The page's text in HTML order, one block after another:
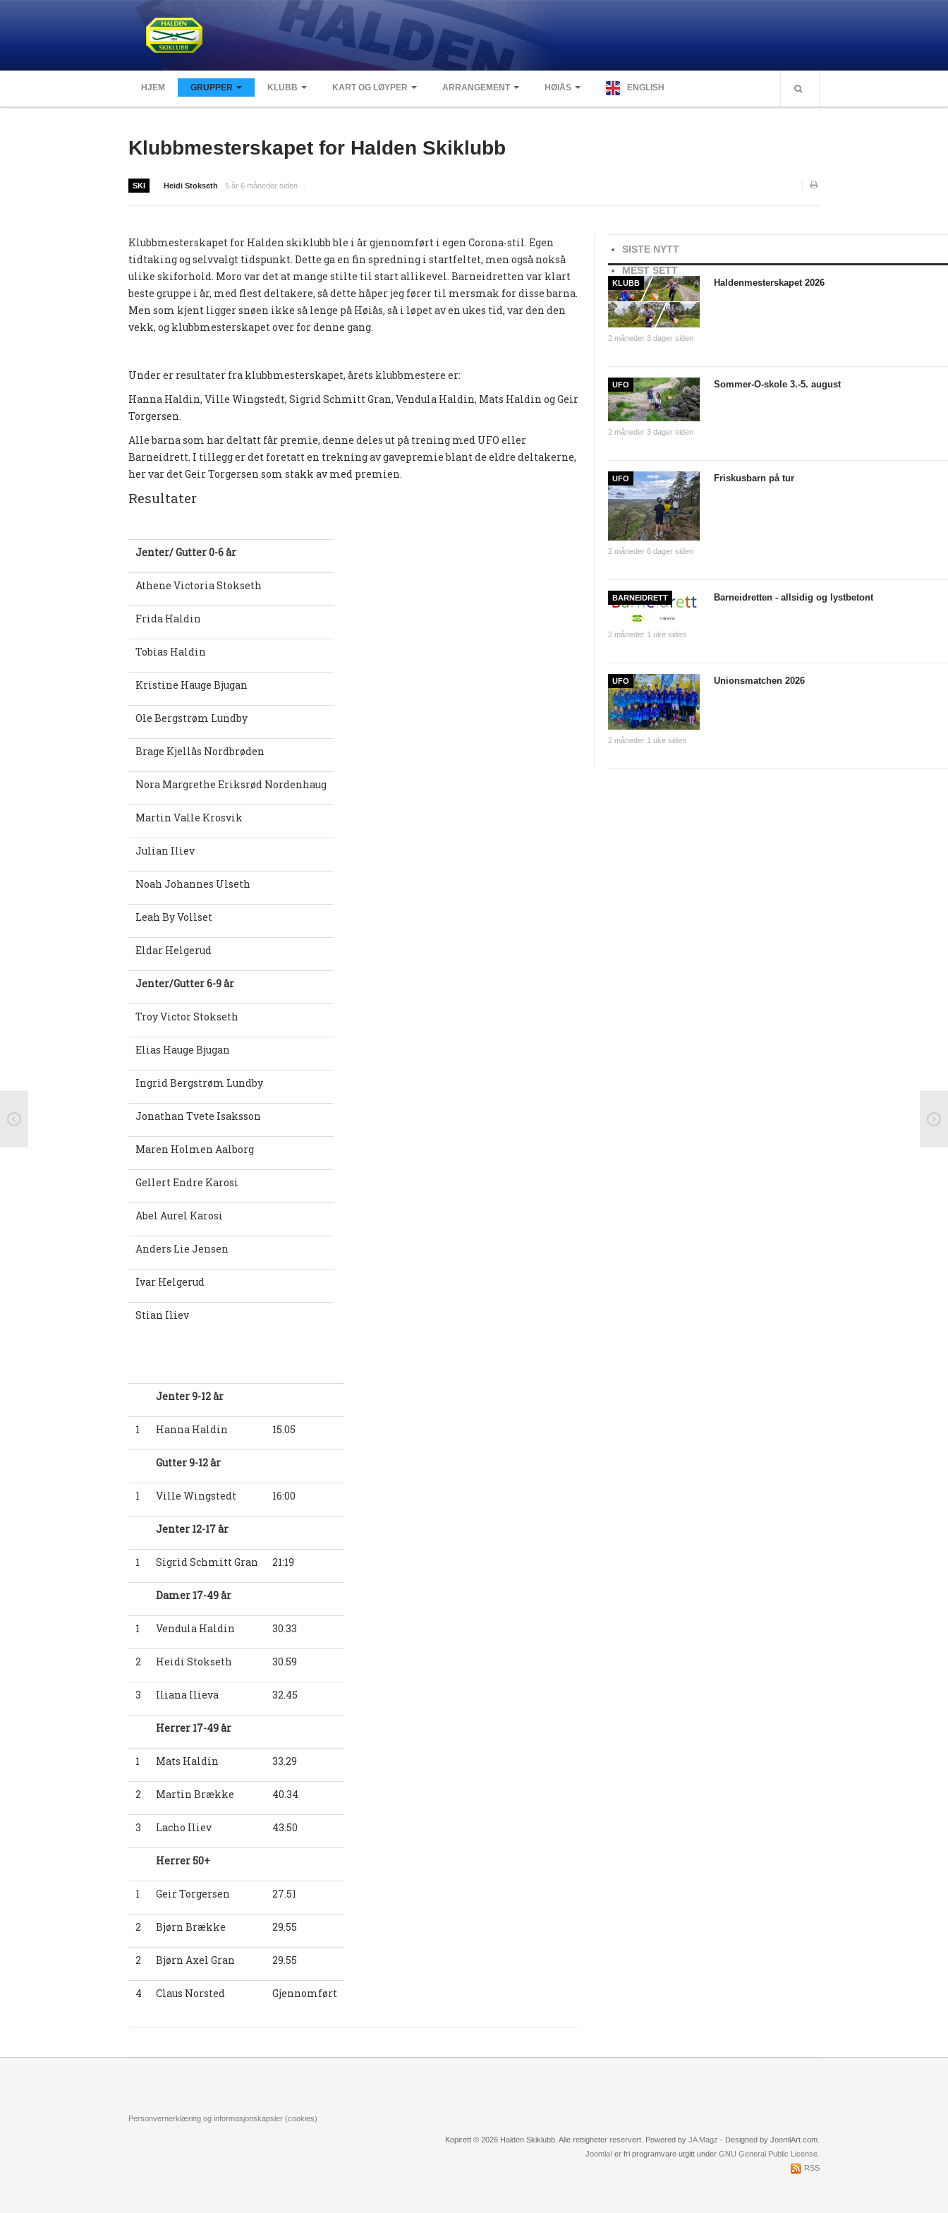
HJEM GRUPPER KLUBB KART OG LØYPER ARRANGEMENT HØIÅS ENGLISH
Klubbmesterskapet for Halden Skiklubb
SKI Heidi Stokseth 5 år 6 måneder siden
Klubbmesterskapet for Halden skiklubb ble i år gjennomført i egen Corona-stil. Egen
tidtaking og selvvalgt tidspunkt. Dette ga en fin spredning i startfeltet, men også nokså
ulike skiforhold. Moro var det at mange stilte til start allikevel. Barneidretten var klart
beste gruppe i år, med flest deltakere, så dette håper jeg fører til mersmak for disse barna.
Men som kjent ligger snøen ikke så lenge på Høiås, så i løpet av en ukes tid, var den den
vekk, og klubbmesterskapet over for denne gang.
Under er resultater fra klubbmesterskapet, årets klubbmestere er:
Hanna Haldin, Ville Wingstedt, Sigrid Schmitt Gran, Vendula Haldin, Mats Haldin og Geir
Torgersen.
Alle barna som har deltatt får premie, denne deles ut på trening med UFO eller
Barneidrett. I tillegg er det foretatt en trekning av gavepremie blant de eldre deltakerne,
her var det Geir Torgersen som stakk av med premien.
Resultater
Jenter/ Gutter 0-6 år
Athene Victoria Stokseth
Frida Haldin
Tobias Haldin
Kristine Hauge Bjugan
Ole Bergstrøm Lundby
Brage Kjellås Nordbrøden
Nora Margrethe Eriksrød Nordenhaug
Martin Valle Krosvik
Julian Iliev
Noah Johannes Ulseth
Leah By Vollset
Eldar Helgerud
Jenter/Gutter 6-9 år
Troy Victor Stokseth
Elias Hauge Bjugan
Ingrid Bergstrøm Lundby
Jonathan Tvete Isaksson
Maren Holmen Aalborg
Gellert Endre Karosi
Abel Aurel Karosi
Anders Lie Jensen
Ivar Helgerud
Stian Iliev
Jenter 9-12 år
1 Hanna Haldin 15.05
Gutter 9-12 år
1 Ville Wingstedt 16:00
Jenter 12-17 år
1 Sigrid Schmitt Gran 21:19
Damer 17-49 år
1 Vendula Haldin 30.33
2 Heidi Stokseth 30.59
3 Iliana Ilieva 32.45
Herrer 17-49 år
1 Mats Haldin 33.29
2 Martin Brække 40.34
3 Lacho Iliev 43.50
Herrer 50+
1 Geir Torgersen 27.51
2 Bjørn Brække 29.55
2 Bjørn Axel Gran 29.55
4 Claus Norsted Gjennomført
SISTE NYTT
MEST SETT
KLUBB
2 måneder 3 dager siden
Haldenmesterskapet 2026
UFO
2 måneder 3 dager siden
Sommer-O-skole 3.-5. august
UFO
2 måneder 6 dager siden
Friskusbarn på tur
BARNEIDRETT
2 måneder 1 uke siden
Barneidretten - allsidig og lystbetont
UFO
2 måneder 1 uke siden
Unionsmatchen 2026
Personvernerklæring og informasjonskapsler (cookies)
Kopirett © 2026 Halden Skiklubb. Alle rettigheter reservert. Powered by JA Magz - Designed by JoomlArt.com.
Joomla! er fri programvare utgitt under GNU General Public License.
RSS